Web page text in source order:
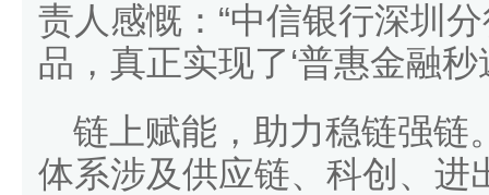
责人感慨：“中信银行深圳
品，真正实现了‘普惠金融
链上赋能，助力稳链强链
体系涉及供应链、科创、进